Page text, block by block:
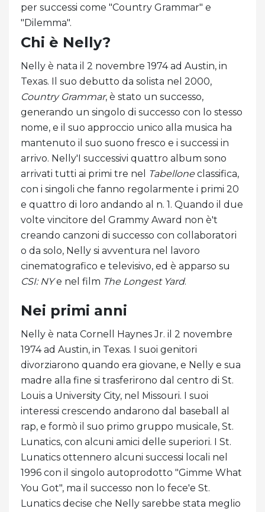
per successi come "Country Grammar" e
"Dilemma".
Chi è Nelly?
Nelly è nata il 2 novembre 1974 ad Austin, in
Texas. Il suo debutto da solista nel 2000,
Country Grammar, è stato un successo,
generando un singolo di successo con lo stesso
nome, e il suo approccio unico alla musica ha
mantenuto il suo suono fresco e i successi in
arrivo. Nelly'I successivi quattro album sono
arrivati ​​tutti ai primi tre nel
Tabelloneclassifica,
con i singoli che fanno regolarmente i primi 20
e quattro di loro andando al n. 1. Quando il due
volte vincitore del Grammy Award non è't
creando canzoni di successo con collaboratori
o da solo, Nelly si avventura nel lavoro
cinematografico e televisivo, ed è apparso su
CSI: NYe nel film The Longest Yard.
Nei primi anni
Nelly è nata Cornell Haynes Jr. il 2 novembre
1974 ad Austin, in Texas. I suoi genitori
divorziarono quando era giovane, e Nelly e sua
madre alla fine si trasferirono dal centro di St.
Louis a University City, nel Missouri. I suoi
interessi crescendo andarono dal baseball al
rap, e formò il suo primo gruppo musicale, St.
Lunatics, con alcuni amici delle superiori. I St.
Lunatics ottennero alcuni successi locali nel
1996 con il singolo autoprodotto "Gimme What
You Got", ma il successo non lo fece'e St.
Lunatics decise che Nelly sarebbe stata meglio